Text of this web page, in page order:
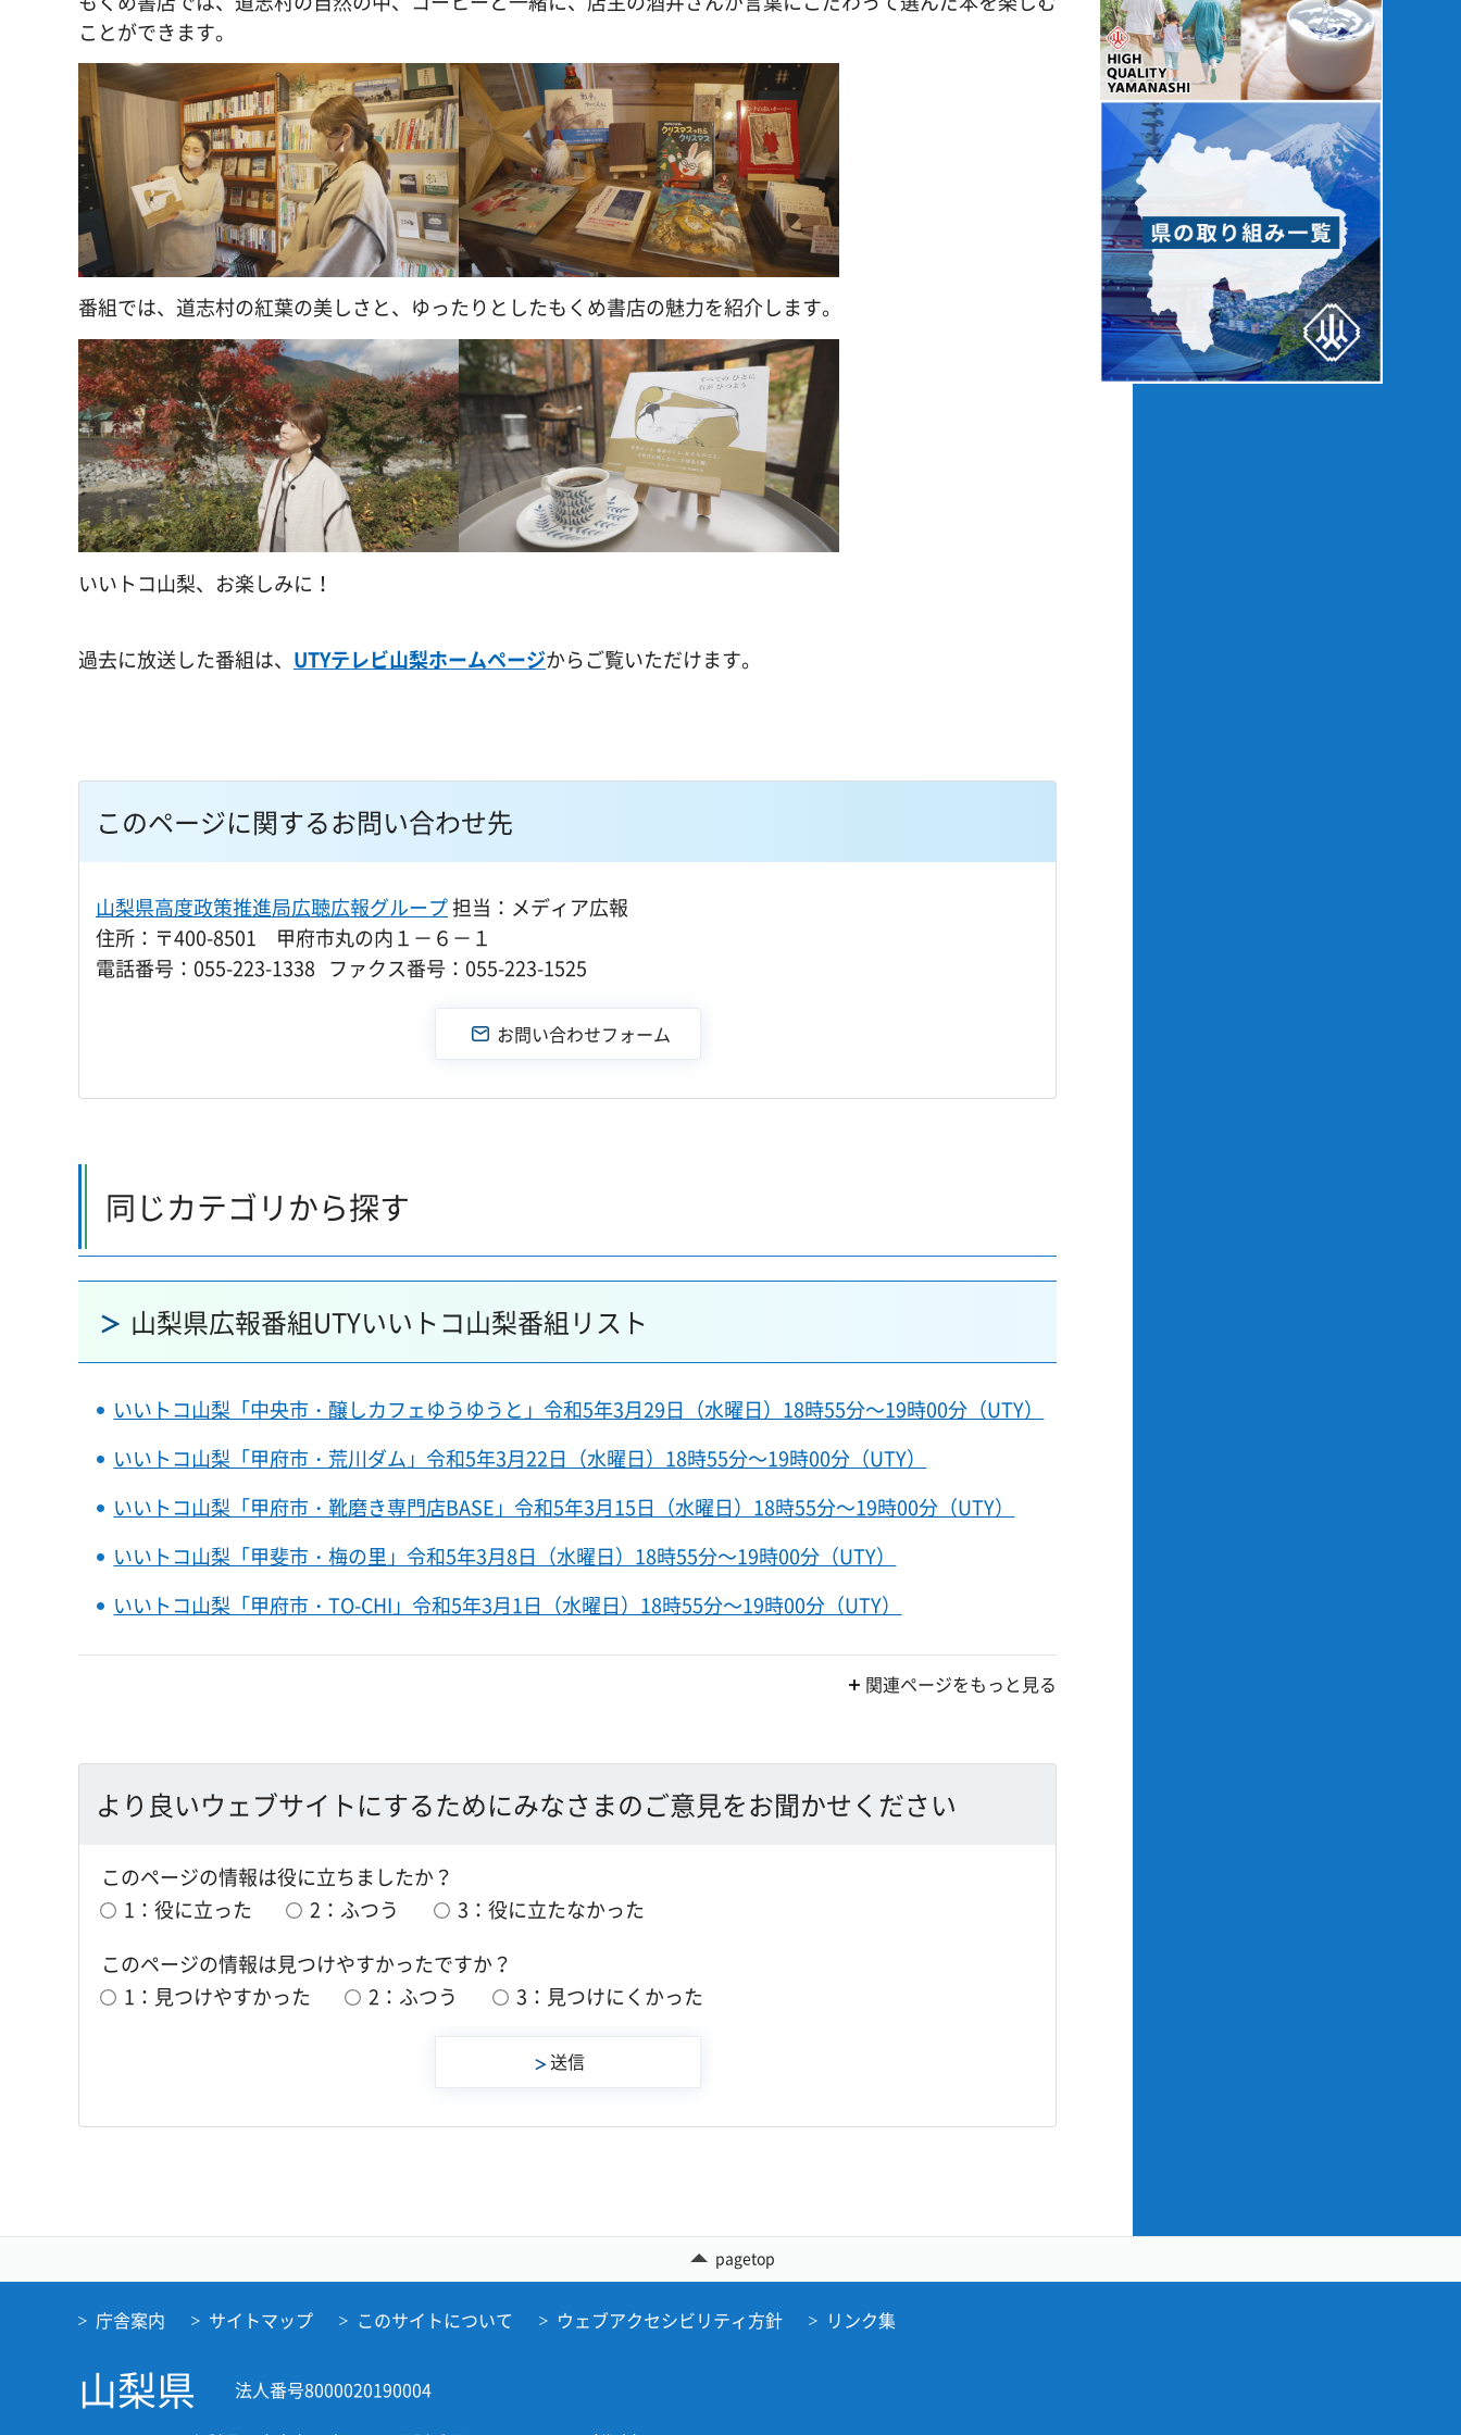
ことができます。
番組では、道志村の紅葉の美しさと、ゆったりとしたもくめ書店の魅力を紹介します。
いいトコ山梨、お楽しみに！
過去に放送した番組は、 UTYテレビ山梨ホームページからご覧いただけます。
このページに関するお問い合わせ先
山梨県高度政策推進局広聴広報グループ担当：メディア広報
住所：〒400-8501 甲府市丸の内１－６－１
電話番号：055-223-1338 ファクス番号：055-223-1525
同じカテゴリから探す
山梨県広報番組UTYいいトコ山梨番組リスト
いいトコ山梨「中央市・醸しカフェゆうゆうと」令和5年3月29日（水曜日）18時55分～19時00分（UTY）
いいトコ山梨「甲府市・荒川ダム」令和5年3月22日（水曜日）18時55分～19時00分（UTY）
いいトコ山梨「甲府市・靴磨き専門店BASE」令和5年3月15日（水曜日）18時55分～19時00分（UTY）
いいトコ山梨「甲斐市・梅の里」令和5年3月8日（水曜日）18時55分～19時00分（UTY）
いいトコ山梨「甲府市・TO-CHI」令和5年3月1日（水曜日）18時55分～19時00分（UTY）
関連ページをもっと見る
より良いウェブサイトにするためにみなさまのご意見をお聞かせください
このページの情報は役に立ちましたか？
1：役に立った
2：ふつう
3：役に立たなかった
このページの情報は見つけやすかったですか？
1：見つけやすかった
2：ふつう 3：見つけにくかった
pagetop
庁舎案内 サイトマップ このサイトについて ウェブアクセシビリティ方針 リンク集
山梨県
法人番号8000020190004